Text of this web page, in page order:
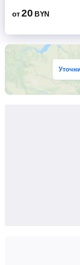
от 20 BYN